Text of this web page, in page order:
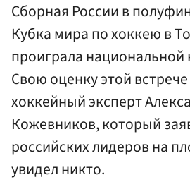
Сборная России в
Кубка мира по хоккею в
проиграла
Свою оценку этой
хоккейный эксперт
Кожевников, который
российских лидеров на
увидел никто.